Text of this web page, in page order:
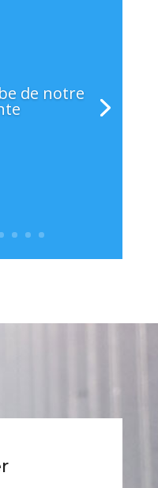
de notre